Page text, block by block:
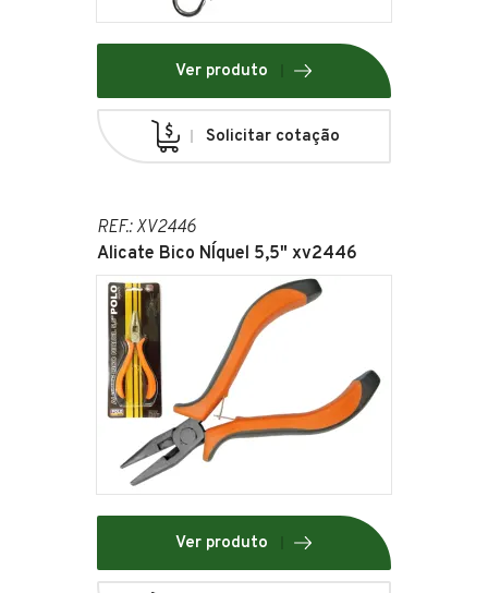
Ver produto
Solicitar cotação
REF.: XV2446
Alicate Bico NÍquel 5,5" xv2446
Ver produto